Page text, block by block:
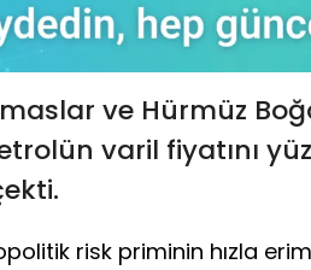
ve Hürmüz
varil fiyatını
risk priminin hızla